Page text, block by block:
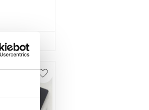
Lägg till i favoriter